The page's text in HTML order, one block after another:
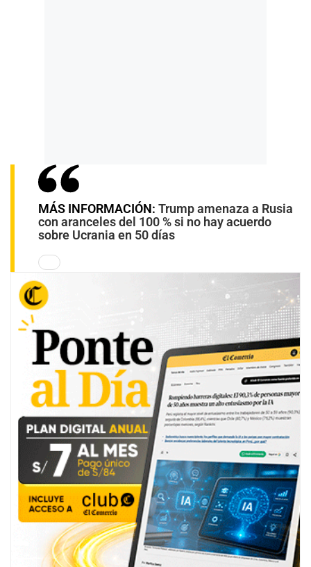
MÁS INFORMACIÓN: Trump amenaza a Rusia
con aranceles del 100 % si no hay acuerdo
sobre Ucrania en 50 días